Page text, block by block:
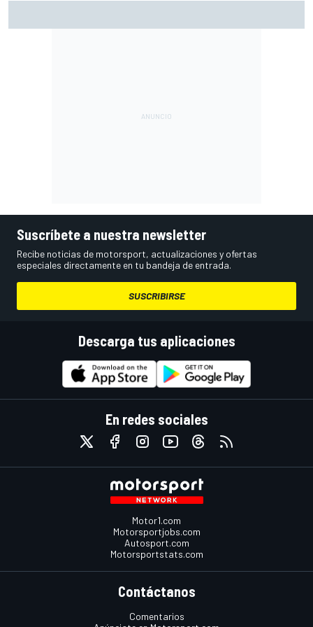
Suscríbete a nuestra newsletter
Recibe noticias de motorsport, actualizaciones y ofertas
especiales directamente en tu bandeja de entrada.
SUSCRIBIRSE
Descarga tus aplicaciones
En redes sociales
Motor1.com
Motorsportjobs.com
Autosport.com
Motorsportstats.com
Contáctanos
Comentarios